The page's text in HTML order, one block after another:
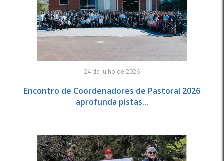
24 de julho de 2026
Encontro de Coordenadores de Pastoral 2026
aprofunda pistas...